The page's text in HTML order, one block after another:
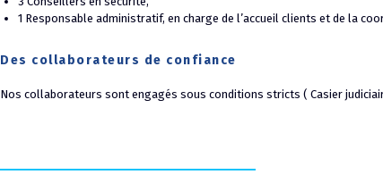
1 Responsable administratif, en charge de l’accueil clients et de la
Des collaborateurs de confiance
Nos collaborateurs sont engagés sous conditions stricts ( Casier